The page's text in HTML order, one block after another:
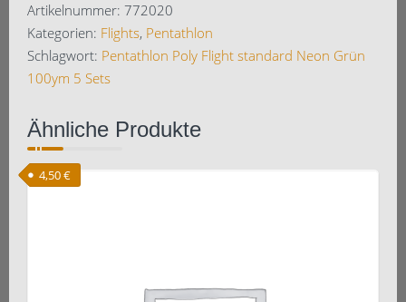
standard
Neon
Grün
100ym
Sets
Artikelnummer: 772020
Kategorien: Flights, Pentathlon
Schlagwort: Pentathlon Poly Flight standard Neon Grün
100ym 5 Sets
Ähnliche Produkte
4,50€